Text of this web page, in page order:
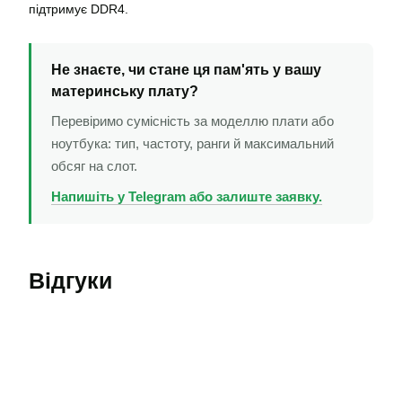
підтримує DDR4.
Не знаєте, чи стане ця пам'ять у вашу
материнську плату?
Перевіримо сумісність за моделлю плати або
ноутбука: тип, частоту, ранги й максимальний
обсяг на слот.
Напишіть у Telegram або залиште заявку.
Відгуки